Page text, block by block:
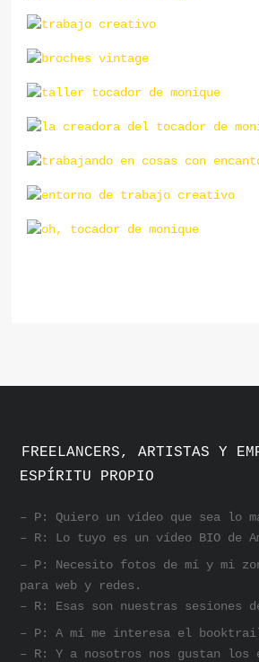
FREELANCERS, ARTISTAS Y
ESPÍRITU PROPIO
– P: Quiero un vídeo que sea lo
– R: Lo tuyo es un vídeo BIO de
– P: Necesito fotos de mí y mi
para web y redes.
– R: Esas son nuestras sesiones
– P: A mí me interesa el
– R: Y a nosotros nos gustan los